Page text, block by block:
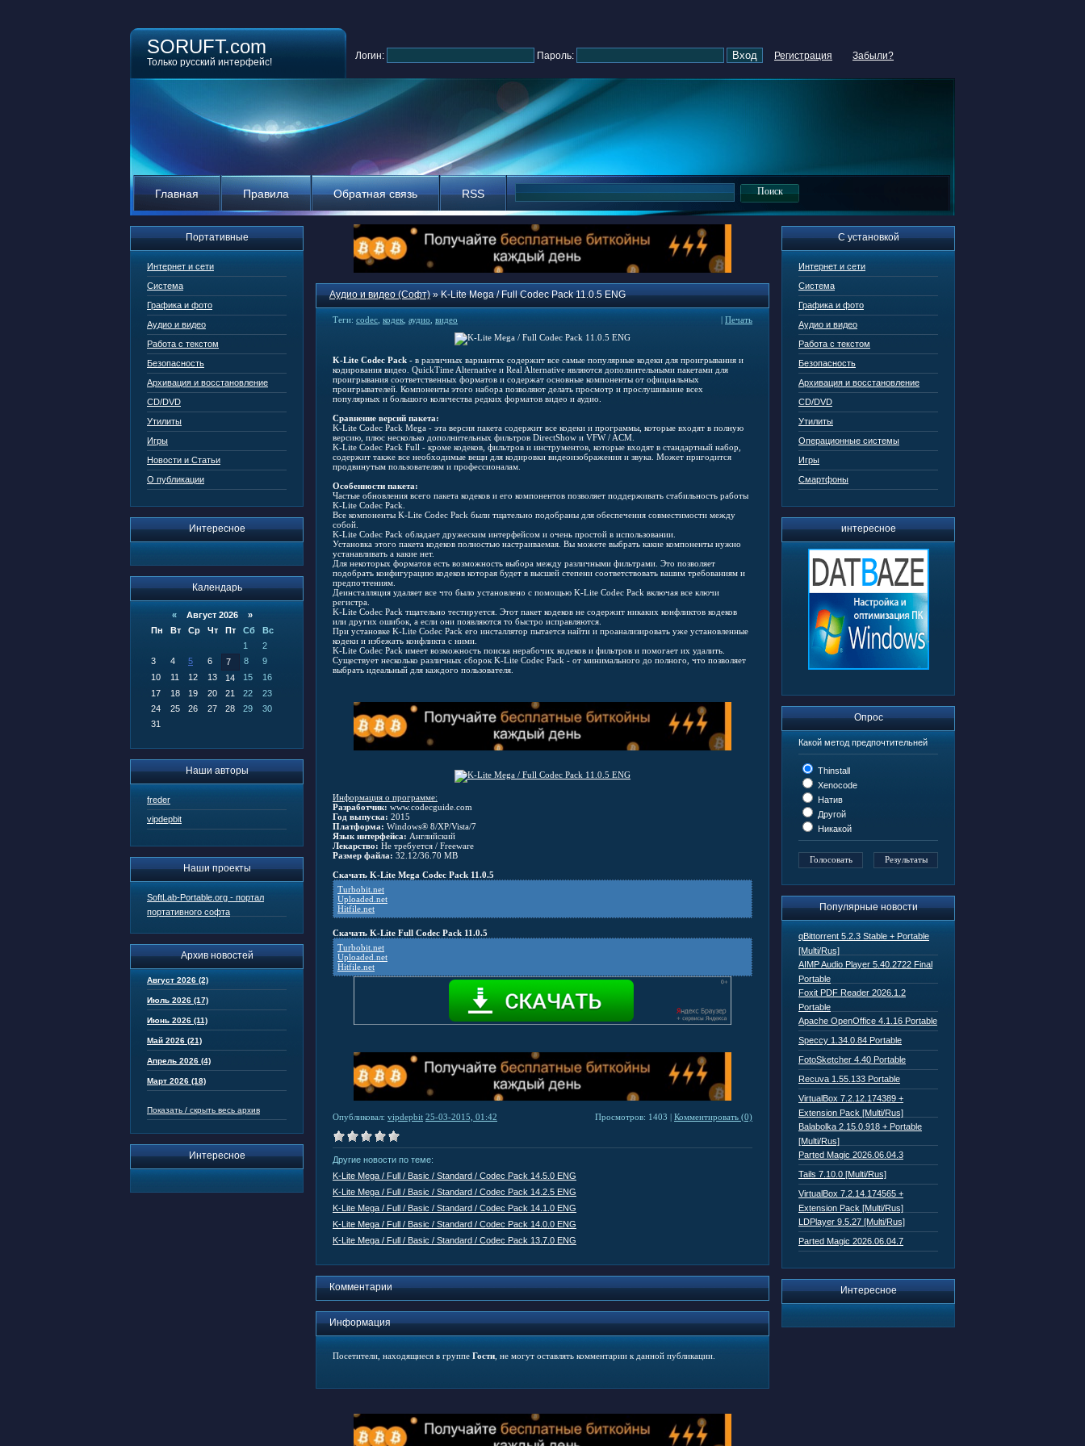
SORUFT.com
Только русский интерфейс!
Логин: Пароль: Регистрация Забыли?
Главная Правила Обратная связь RSS
Портативные
Интернет и сети
Система
Графика и фото
Аудио и видео
Работа с текстом
Безопасность
Архивация и восстановление
CD/DVD
Утилиты
Игры
Новости и Статьи
О публикации
Интересное
Календарь
« Август 2026 »
Пн
Вт Ср Чт Пт Сб
Вс
1
2
3
4 5 6 7 8
9
10
11 12 13 14 15
16
17
18 19 20 21 22
23
24
25 26 27 28 29
30
31
Наши авторы
freder
vipdepbit
Наши проекты
SoftLab-Portable.org - портал
портативного софта
Архив новостей
Август 2026 (2)
Июль 2026 (17)
Июнь 2026 (11)
Май 2026 (21)
Апрель 2026 (4)
Март 2026 (18)
Показать / скрыть весь архив
Интересное
С установкой
Интернет и сети
Система
Графика и фото
Аудио и видео
Работа с текстом
Безопасность
Архивация и восстановление
CD/DVD
Утилиты
Операционные системы
Игры
Смартфоны
интересное
Опрос
Какой метод предпочтительней
Thinstall
Xenocode
Натив
Другой
Никакой
Популярные новости
qBittorrent 5.2.3 Stable + Portable
[Multi/Rus]
AIMP Audio Player 5.40.2722 Final
Portable
Foxit PDF Reader 2026.1.2
Portable
Apache OpenOffice 4.1.16 Portable
Speccy 1.34.0.84 Portable
FotoSketcher 4.40 Portable
Recuva 1.55.133 Portable
VirtualBox 7.2.12.174389 +
Extension Pack [Multi/Rus]
Balabolka 2.15.0.918 + Portable
[Multi/Rus]
Parted Magic 2026.06.04.3
Tails 7.10.0 [Multi/Rus]
VirtualBox 7.2.14.174565 +
Extension Pack [Multi/Rus]
LDPlayer 9.5.27 [Multi/Rus]
Parted Magic 2026.06.04.7
Интересное
Аудио и видео (Софт)» K-Lite Mega / Full Codec Pack 11.0.5 ENG
Теги: codec кодек аудио видео | Печать
K-Lite Codec Pack - в различных вариантах содержит все самые популярные кодеки для проигрывания и
кодирования видео. QuickTime Alternative и Real Alternative являются дополнительными пакетами для
проигрывания соответственных форматов и содержат основные компоненты от официальных
проигрывателей. Компоненты этого набора позволяют делать просмотр и прослушивание всех
популярных и большого количества редких форматов видео и аудио.
Сравнение версий пакета:
K-Lite Codec Pack Mega - эта версия пакета содержит все кодеки и программы, которые входят в полную
версию, плюс несколько дополнительных фильтров DirectShow и VFW / ACM.
K-Lite Codec Pack Full - кроме кодеков, фильтров и инструментов, которые входят в стандартный набор,
содержит также все необходимые вещи для кодировки видеоизображения и звука. Может пригодится
продвинутым пользователям и профессионалам.
Особенности пакета:
Частые обновления всего пакета кодеков и его компонентов позволяет поддерживать стабильность работы
K-Lite Codec Pack.
Все компоненты K-Lite Codec Pack были тщательно подобраны для обеспечения совместимости между
собой.
K-Lite Codec Pack обладает дружеским интерфейсом и очень простой в использовании.
Установка этого пакета кодеков полностью настраиваемая. Вы можете выбрать какие компоненты нужно
устанавливать а какие нет.
Для некоторых форматов есть возможность выбора между различными фильтрами. Это позволяет
подобрать конфигурацию кодеков которая будет в высшей степени соответствовать вашим требованиям и
предпочтениям.
Деинсталляция удаляет все что было установлено с помощью K-Lite Codec Pack включая все ключи
регистра.
K-Lite Codec Pack тщательно тестируется. Этот пакет кодеков не содержит никаких конфликтов кодеков
или других ошибок, а если они появляются то быстро исправляются.
При установке K-Lite Codec Pack его инсталлятор пытается найти и проанализировать уже установленные
кодеки и избежать конфликта с ними.
K-Lite Codec Pack имеет возможность поиска нерабочих кодеков и фильтров и помогает их удалить.
Существует несколько различных сборок K-Lite Codec Pack - от минимального до полного, что позволяет
выбрать идеальный для каждого пользователя.
Информация о программе:
Разработчик: www.codecguide.com
Год выпуска: 2015
Платформа: Windows® 8/XP/Vista/7
Язык интерфейса: Английский
Лекарство: Не требуется / Freeware
Размер файла: 32.12/36.70 MB
Скачать K-Lite Mega Codec Pack 11.0.5
Turbobit.net
Uploaded.net
Hitfile.net
Скачать K-Lite Full Codec Pack 11.0.5
Turbobit.net
Uploaded.net
Hitfile.net
Опубликовал: vipdepbit 25-03-2015, 01:42 Просмотров: 1403 | Комментировать (0)
Другие новости по теме:
K-Lite Mega / Full / Basic / Standard / Codec Pack 14.5.0 ENG
K-Lite Mega / Full / Basic / Standard / Codec Pack 14.2.5 ENG
K-Lite Mega / Full / Basic / Standard / Codec Pack 14.1.0 ENG
K-Lite Mega / Full / Basic / Standard / Codec Pack 14.0.0 ENG
K-Lite Mega / Full / Basic / Standard / Codec Pack 13.7.0 ENG
Комментарии
Информация
Посетители, находящиеся в группе Гости , не могут оставлять комментарии к данной публикации.